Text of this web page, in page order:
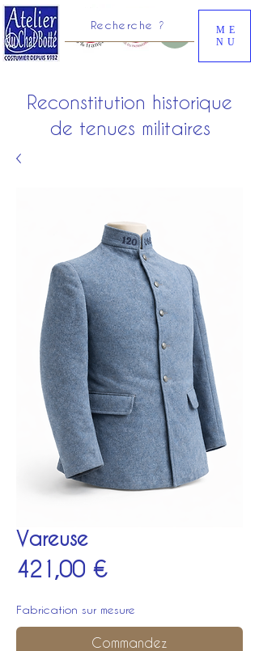
Recherche ?
ME
NU
Reconstitution historique
de tenues militaires
Vareuse
421,00 €Prix
Fabrication sur mesure
Commandez